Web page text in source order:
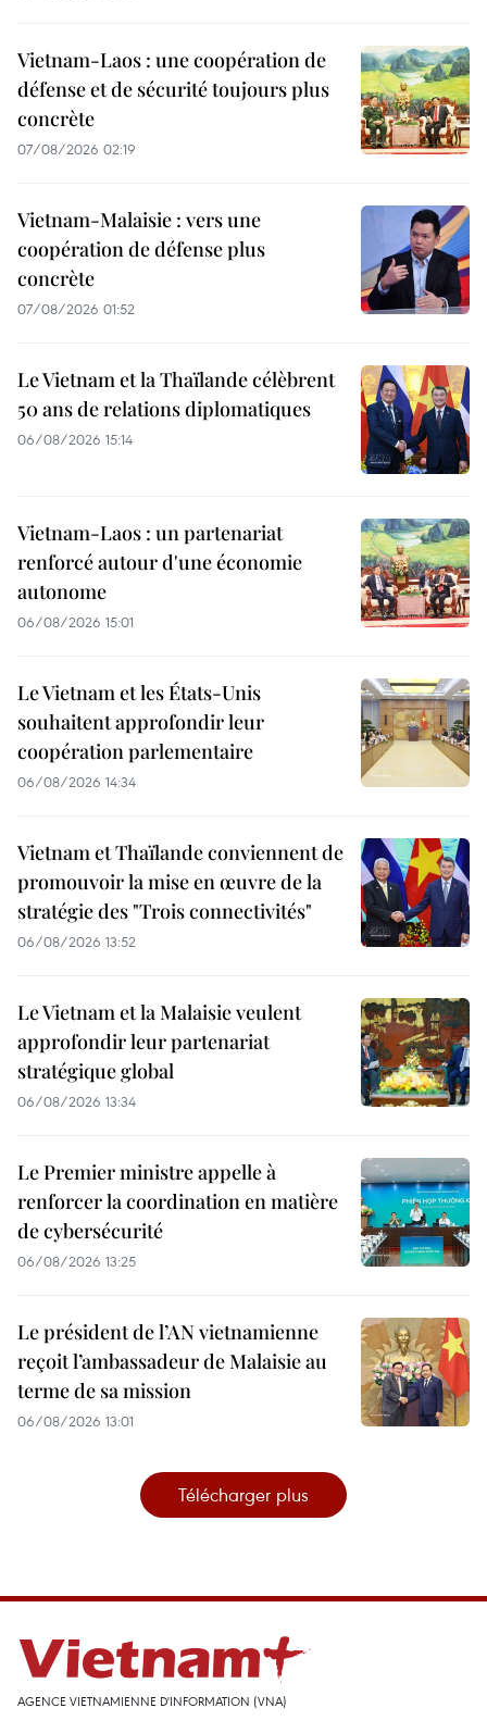
Vietnam-Laos : une coopération de
défense et de sécurité toujours plus
concrète
07/08/2026 02:19
Vietnam-Malaisie : vers une
coopération de défense plus
concrète
07/08/2026 01:52
Le Vietnam et la Thaïlande célèbrent
50 ans de relations diplomatiques
06/08/2026 15:14
Vietnam-Laos : un partenariat
renforcé autour d'une économie
autonome
06/08/2026 15:01
Le Vietnam et les États-Unis
souhaitent approfondir leur
coopération parlementaire
06/08/2026 14:34
Vietnam et Thaïlande conviennent de
promouvoir la mise en œuvre de la
stratégie des "Trois connectivités"
06/08/2026 13:52
Le Vietnam et la Malaisie veulent
approfondir leur partenariat
stratégique global
06/08/2026 13:34
Le Premier ministre appelle à
renforcer la coordination en matière
de cybersécurité
06/08/2026 13:25
Le président de l’AN vietnamienne
reçoit l’ambassadeur de Malaisie au
terme de sa mission
06/08/2026 13:01
Télécharger plus
AGENCE VIETNAMIENNE D'INFORMATION (VNA)